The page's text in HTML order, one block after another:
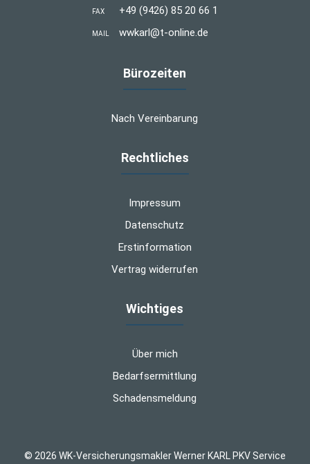
FAX +49 (9426) 85 20 66 1
MAIL wwkarl@t-online.de
Bürozeiten
Nach Vereinbarung
Rechtliches
Impressum
Datenschutz
Erstinformation
Vertrag widerrufen
Wichtiges
Über mich
Bedarfsermittlung
Schadensmeldung
© 2026 WK-Versicherungsmakler Werner KARL PKV Service